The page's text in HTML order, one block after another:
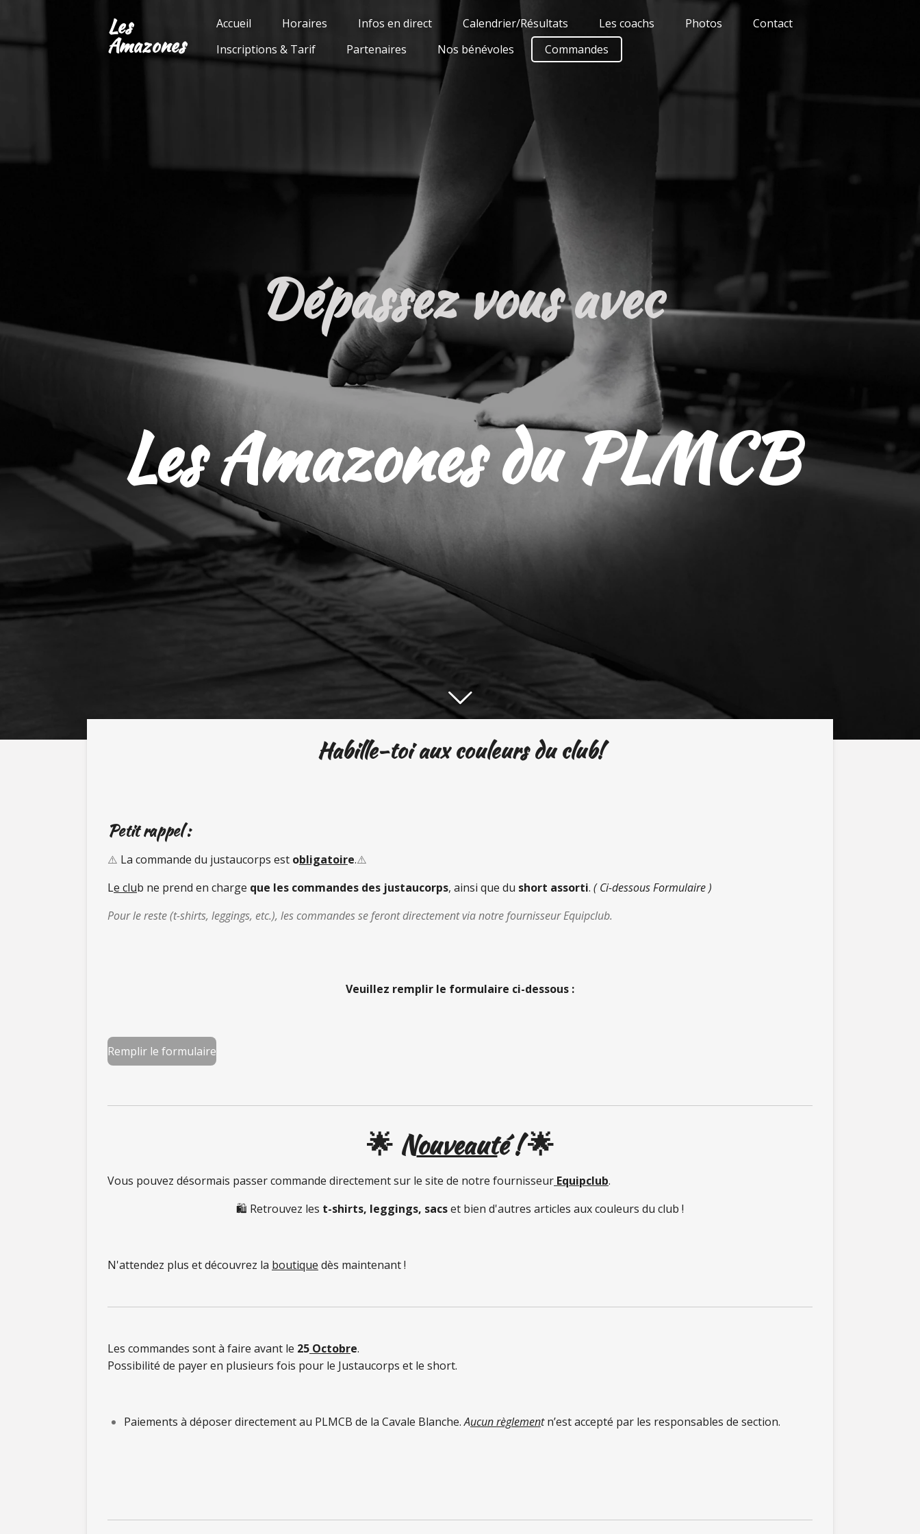
contenu
Les
Amazones
Accueil Horaires Infos en direct Calendrier/Résultats Les coachs Photos
Contact
Inscriptions & Tarif
Partenaires Nos bénévoles Commandes
Dépassez vous avec
Les Amazones du PLMCB
Habille-toi aux couleurs du club!
Petit rappel :
⚠️ La commande du justaucorps est obligatoire.⚠️
Le club ne prend en charge que les commandes des justaucorps, ainsi que du short assorti. ( Ci-dessous Formulaire )
Pour le reste (t-shirts, leggings, etc.), les commandes se feront directement via notre fournisseur Equipclub.
Veuillez remplir le formulaire ci-dessous :
Remplir le formulaire
🌟 Nouveauté ! 🌟
Vous pouvez désormais passer commande directement sur le site de notre fournisseur Equipclub.
🛍️ Retrouvez les t-shirts, leggings, sacset bien d'autres articles aux couleurs du club !
N'attendez plus et découvrez la boutique dès maintenant !
Les commandes sont à faire avant le 25 Octobre.
Possibilité de payer en plusieurs fois pour le Justaucorps et le short.
Paiements à déposer directement au PLMCB de la Cavale Blanche.Aucun règlementn’est accepté par les responsables de section.